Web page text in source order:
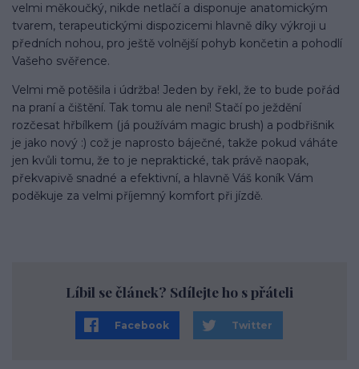
velmi měkoučký, nikde netlačí a disponuje anatomickým
tvarem, terapeutickými dispozicemi hlavně díky výkroji u
předních nohou, pro ještě volnější pohyb končetin a pohodlí
Vašeho svěřence.
Velmi mě potěšila i údržba! Jeden by řekl, že to bude pořád
na praní a čištění. Tak tomu ale není️! Stačí po ježdění
rozčesat hřbílkem (já používám magic brush) a podbřišnik
je jako nový :) což je naprosto báječné, takže pokud váháte
jen kvůli tomu, že to je nepraktické, tak právě naopak,
překvapivě snadné a efektivní, a hlavně Váš koník Vám
poděkuje za velmi příjemný komfort při jízdě.
Líbil se článek? Sdílejte ho s přáteli
Facebook Twitter